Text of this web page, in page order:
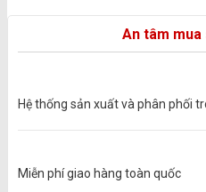
An tâm
Hệ thống sản xuất và phân phối
Miễn phí giao hàng toàn quốc